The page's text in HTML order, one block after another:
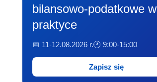
bilansowo-podatkowe w
praktyce
📅 11-12.08.2026 r.🕐 9:00-15:00
Zapisz się